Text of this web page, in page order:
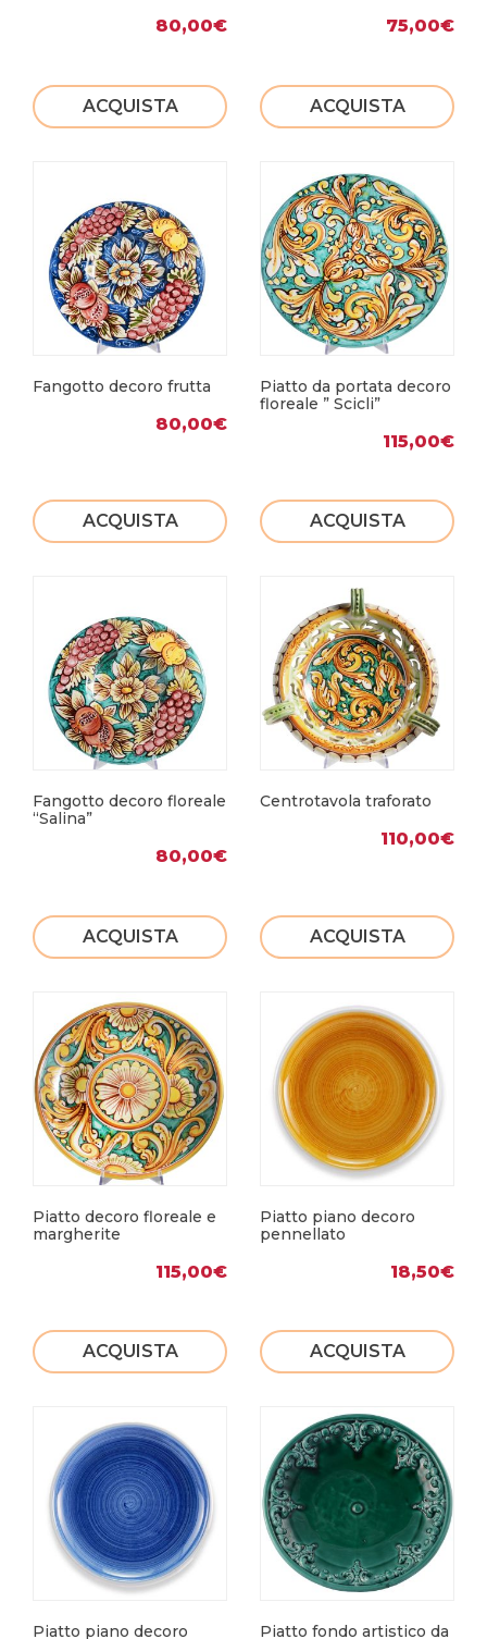
80,00€
ACQUISTA
75,00€
ACQUISTA
Fangotto decoro frutta
80,00€
ACQUISTA
Piatto da portata decoro
floreale ” Scicli”
115,00€
ACQUISTA
Fangotto decoro floreale
“Salina”
80,00€
ACQUISTA
Centrotavola traforato
110,00€
ACQUISTA
Piatto decoro floreale e
margherite
115,00€
ACQUISTA
Piatto piano decoro
pennellato
18,50€
ACQUISTA
Piatto piano decoro
Piatto fondo artistico da